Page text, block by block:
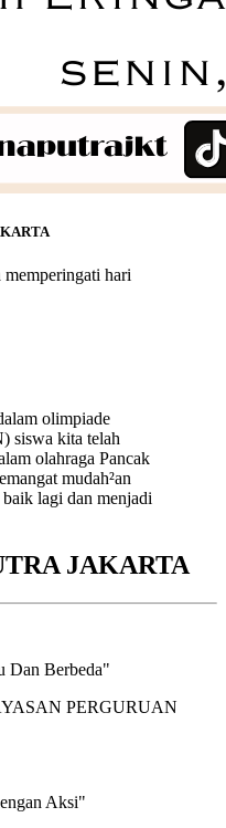
memperingati hari
olimpiade
siswa kita telah
olahraga Pancak
mudah²an
lagi dan menjadi
JAKARTA
Dan Berbeda"
PERGURUAN
Aksi"